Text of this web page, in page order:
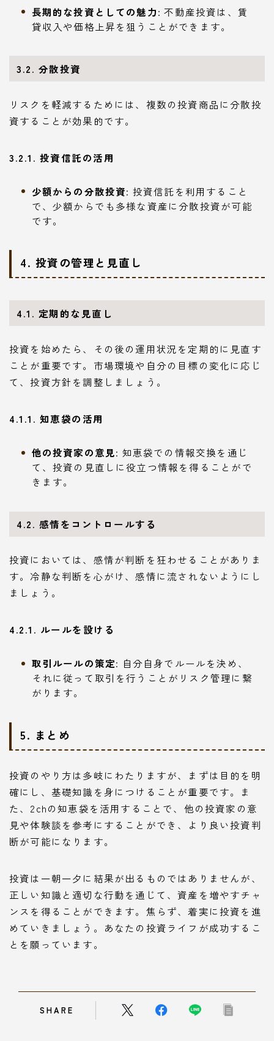
長期的な投資としての魅力: 不動産投資は、賃
貸収入や価格上昇を狙うことができます。
3.2. 分散投資
リスクを軽減するためには、複数の投資商品に分散投
資することが効果的です。
3.2.1. 投資信託の活用
少額からの分散投資: 投資信託を利用すること
で、少額からでも多様な資産に分散投資が可能
です。
4. 投資の管理と見直し
4.1. 定期的な見直し
投資を始めたら、その後の運用状況を定期的に見直す
ことが重要です。市場環境や自分の目標の変化に応じ
て、投資方針を調整しましょう。
4.1.1. 知恵袋の活用
他の投資家の意見: 知恵袋での情報交換を通じ
て、投資の見直しに役立つ情報を得ることがで
きます。
4.2. 感情をコントロールする
投資においては、感情が判断を狂わせることがありま
す。冷静な判断を心がけ、感情に流されないようにし
ましょう。
4.2.1. ルールを設ける
取引ルールの策定: 自分自身でルールを決め、
それに従って取引を行うことがリスク管理に繋
がります。
5. まとめ
投資のやり方は多岐にわたりますが、まずは目的を明
確にし、基礎知識を身につけることが重要です。ま
た、2chの知恵袋を活用することで、他の投資家の意
見や体験談を参考にすることができ、より良い投資判
断が可能になります。
投資は一朝一夕に結果が出るものではありませんが、
正しい知識と適切な行動を通じて、資産を増やすチャ
ンスを得ることができます。焦らず、着実に投資を進
めていきましょう。あなたの投資ライフが成功するこ
とを願っています。
SHARE